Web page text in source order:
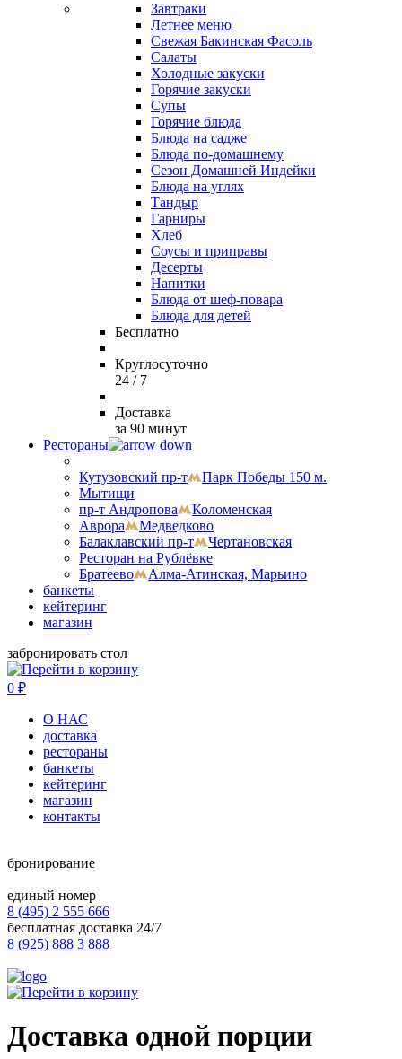
Завтраки
Летнее меню
Свежая Бакинская Фасоль
Салаты
Холодные закуски
Горячие закуски
Супы
Горячие блюда
Блюда на садже
Блюда по-домашнему
Сезон Домашней Индейки
Блюда на углях
Тандыр
Гарниры
Хлеб
Соусы и приправы
Десерты
Напитки
Блюда от шеф-повара
Блюда для детей
Бесплатно
Круглосуточно
24 / 7
Доставка
за 90 минут
Рестораны
Кутузовский пр-т
Парк Победы 150 м.
Мытищи
пр-т Андропова
Коломенская
Аврора
Медведково
Балаклавский пр-т
Чертановская
Ресторан на Рублёвке
Братеево
Алма-Атинская, Марьино
банкеты
кейтеринг
магазин
забронировать стол
0 ₽
О НАС
доставка
рестораны
банкеты
кейтеринг
магазин
контакты
бронирование
единый номер
8 (495) 2 555 666
бесплатная доставка 24/7
8 (925) 888 3 888
Доставка одной порции